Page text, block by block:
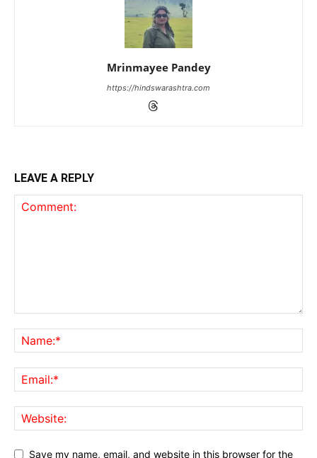
Mrinmayee Pandey
https://hindswarashtra.com
LEAVE A REPLY
Save my name, email, and website in this browser for the